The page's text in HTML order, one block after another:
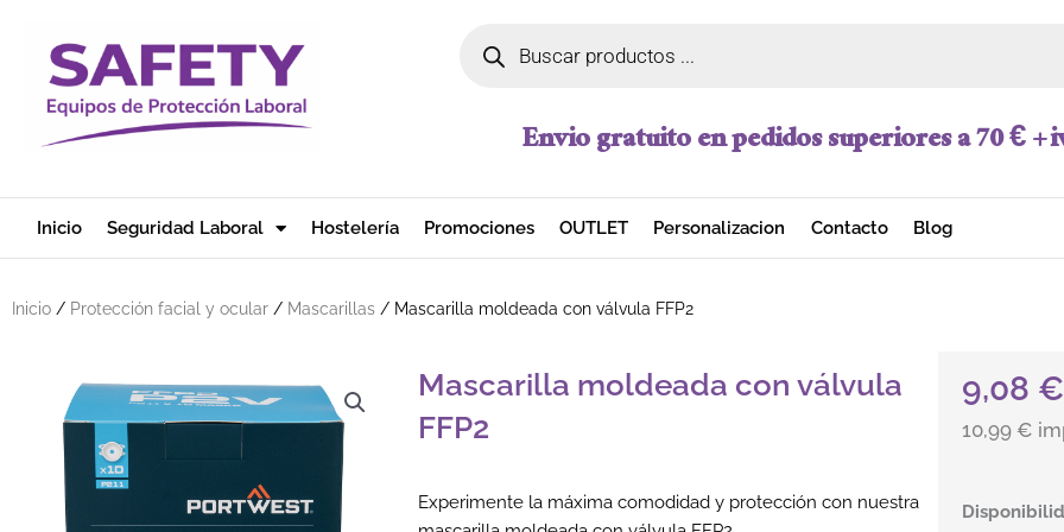
Envio gratuito en pedidos superiores a 70 € +
Inicio Seguridad Laboral Hostelería Promociones OUTLET Personalizacion Contacto Blog
Inicio / Protección facial y ocular / Mascarillas / Mascarilla moldeada con válvula FFP2
Mascarilla moldeada con válvula
FFP2
Experimente la máxima comodidad y protección con nuestra
9,08 €
10,99 €
Mascarilla